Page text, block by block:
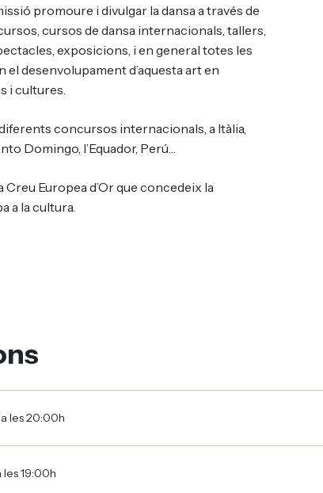
promoure i divulgar la dansa a través de
cursos de dansa internacionals, tallers,
exposicions, i en general totes les
desenvolupament d’aquesta art en
i cultures.
concursos internacionals, a Itàlia,
Domingo, l’Equador, Perú…
Europea d’Or que concedeix la
a la cultura.
les 20:00h
19:00h